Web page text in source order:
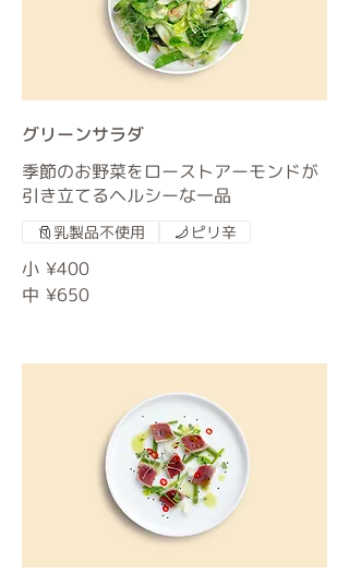
グリーンサラダ
季節のお野菜をローストアーモンドが
引き立てるヘルシーな一品
小 ¥400
中 ¥650
乳製品不使用 ピリ辛